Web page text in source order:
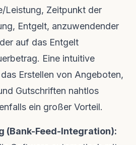
Leistung, Zeitpunkt der
Entgelt, anzuwendender
auf das Entgelt
Eine intuitive
Erstellen von Angeboten,
Gutschriften nahtlos
ein großer Vorteil.
(Bank-Feed-Integration):